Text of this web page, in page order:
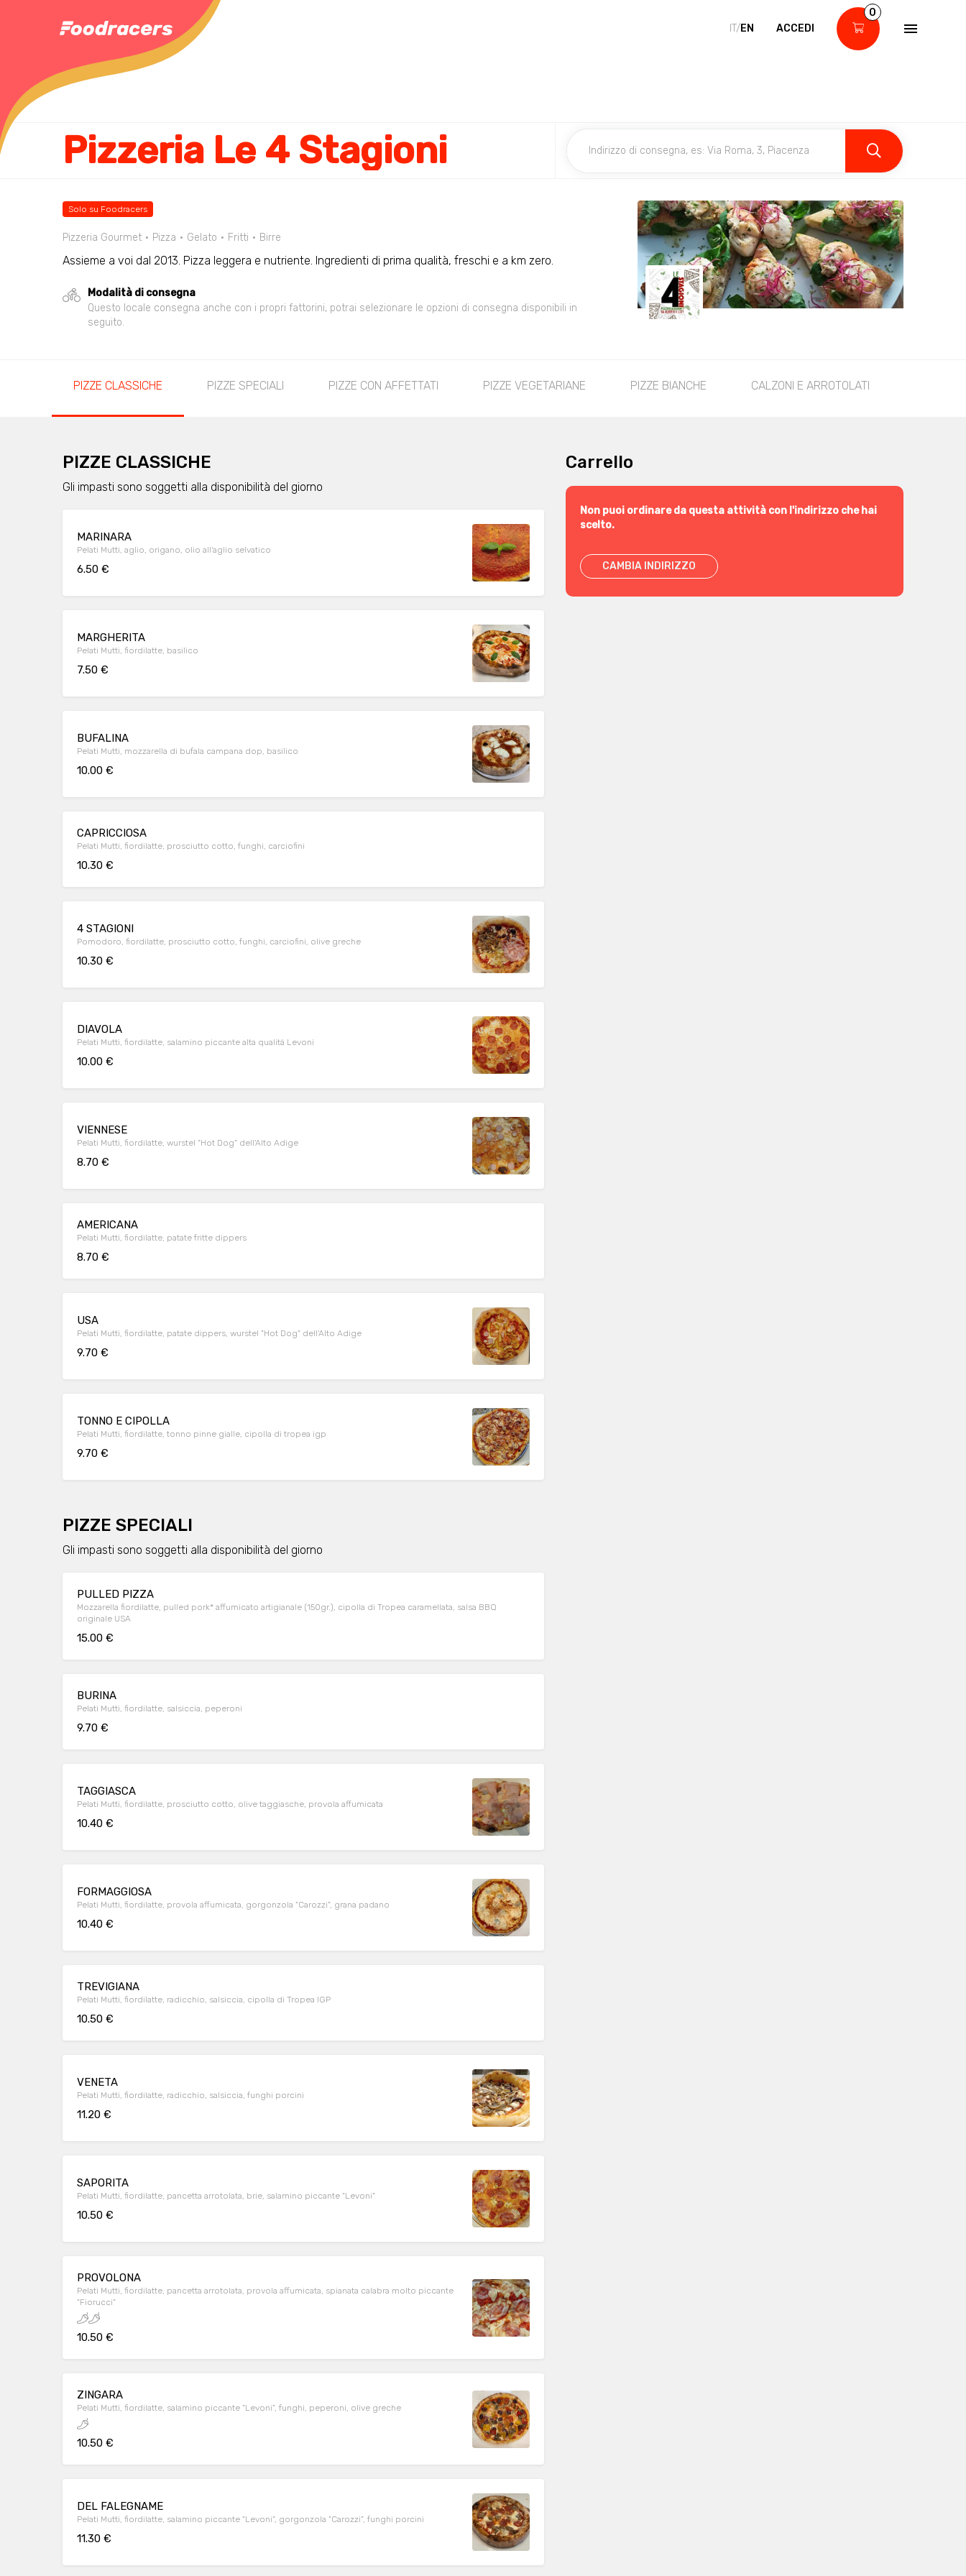
IT/EN ACCEDI
0
Pizzeria Le 4 Stagioni
Solo su Foodracers
Pizzeria Gourmet Pizza Gelato Fritti Birre
Assieme a voi dal 2013. Pizza leggera e nutriente. Ingredienti di prima qualità, freschi e a km zero.
Modalità di consegna
Questo locale consegna anche con i propri fattorini, potrai selezionare le opzioni di consegna disponibili in
seguito.
PIZZE CLASSICHE PIZZE SPECIALI PIZZE CON AFFETTATI PIZZE VEGETARIANE PIZZE BIANCHE CALZONI E ARROTOLATI
PIZZE CLASSICHE
Gli impasti sono soggetti alla disponibilità del giorno
MARINARA
Pelati Mutti, aglio, origano, olio all'aglio selvatico
6.50 €
MARGHERITA
Pelati Mutti, fiordilatte, basilico
7.50 €
BUFALINA
Pelati Mutti, mozzarella di bufala campana dop, basilico
10.00 €
CAPRICCIOSA
Pelati Mutti, fiordilatte, prosciutto cotto, funghi, carciofini
10.30 €
4 STAGIONI
Pomodoro, fiordilatte, prosciutto cotto, funghi, carciofini, olive greche
10.30 €
DIAVOLA
Pelati Mutti, fiordilatte, salamino piccante alta qualità Levoni
10.00 €
VIENNESE
Pelati Mutti, fiordilatte, wurstel "Hot Dog" dell'Alto Adige
8.70 €
AMERICANA
Pelati Mutti, fiordilatte, patate fritte dippers
8.70 €
USA
Pelati Mutti, fiordilatte, patate dippers, wurstel "Hot Dog" dell'Alto Adige
9.70 €
TONNO E CIPOLLA
Pelati Mutti, fiordilatte, tonno pinne gialle, cipolla di tropea igp
9.70 €
PIZZE SPECIALI
Gli impasti sono soggetti alla disponibilità del giorno
PULLED PIZZA
Mozzarella fiordilatte, pulled pork* affumicato artigianale (150gr.), cipolla di Tropea caramellata, salsa BBQ
originale USA
15.00 €
BURINA
Pelati Mutti, fiordilatte, salsiccia, peperoni
9.70 €
TAGGIASCA
Pelati Mutti, fiordilatte, prosciutto cotto, olive taggiasche, provola affumicata
10.40 €
FORMAGGIOSA
Pelati Mutti, fiordilatte, provola affumicata, gorgonzola "Carozzi", grana padano
10.40 €
TREVIGIANA
Pelati Mutti, fiordilatte, radicchio, salsiccia, cipolla di Tropea IGP
10.50 €
VENETA
Pelati Mutti, fiordilatte, radicchio, salsiccia, funghi porcini
11.20 €
SAPORITA
Pelati Mutti, fiordilatte, pancetta arrotolata, brie, salamino piccante "Levoni"
10.50 €
PROVOLONA
Pelati Mutti, fiordilatte, pancetta arrotolata, provola affumicata, spianata calabra molto piccante
"Fiorucci"
10.50 €
ZINGARA
Pelati Mutti, fiordilatte, salamino piccante "Levoni", funghi, peperoni, olive greche
10.50 €
DEL FALEGNAME
Pelati Mutti, fiordilatte, salamino piccante "Levoni", gorgonzola "Carozzi", funghi porcini
11.30 €
Carrello
Non puoi ordinare da questa attività con l'indirizzo che hai
scelto.
CAMBIA INDIRIZZO